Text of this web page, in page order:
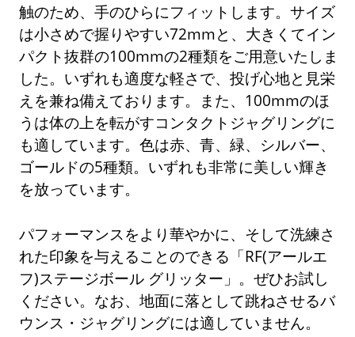
触のため、手のひらにフィットします。サイズ
は小さめで握りやすい72mmと、大きくてイン
パクト抜群の100mmの2種類をご用意いたしま
した。いずれも適度な軽さで、投げ心地と見栄
えを兼ね備えております。また、100mmのほ
うは体の上を転がすコンタクトジャグリングに
も適しています。色は赤、青、緑、シルバー、
ゴールドの5種類。いずれも非常に美しい輝き
を放っています。
パフォーマンスをより華やかに、そして洗練さ
れた印象を与えることのできる「RF(アールエ
フ)ステージボール グリッター」。ぜひお試し
ください。なお、地面に落として跳ねさせるバ
ウンス・ジャグリングには適していません。